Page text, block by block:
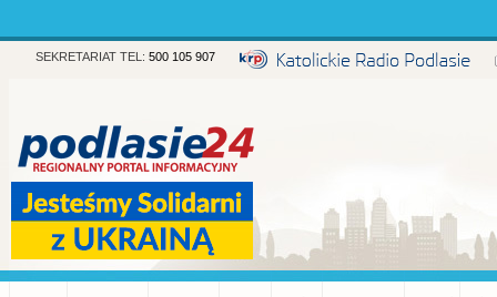
SEKRETARIAT TEL: 500 105 907